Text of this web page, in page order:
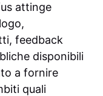
attinge
feedback
disponibili
a fornire
quali